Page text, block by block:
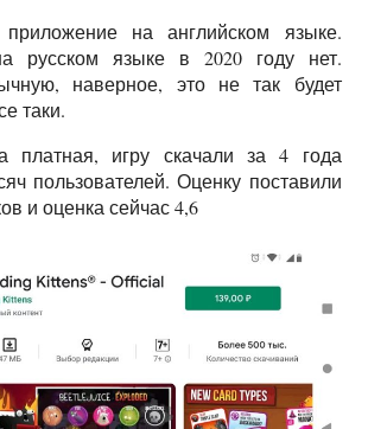
на английском языке.
русском языке в 2020 году нет.
наверное, это не так будет
таки.
платная, игру скачали за 4 года
пользователей. Оценку поставили
и оценка сейчас 4,6